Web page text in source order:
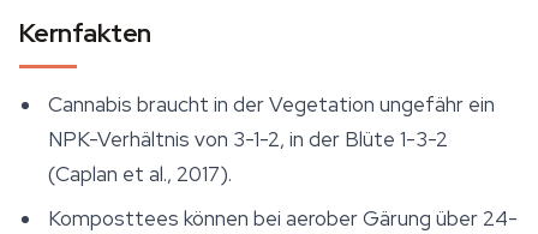
Kernfakten
Cannabis braucht in der Vegetation ungefähr ein
NPK-Verhältnis von 3-1-2, in der Blüte 1-3-2
(Caplan et al., 2017).
Komposttees können bei aerober Gärung über 24-